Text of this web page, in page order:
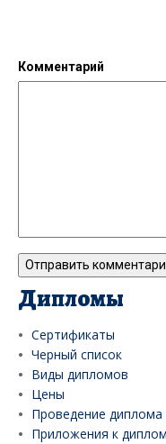
Комментарий
Дипломы
Сертификаты
Черный список
Виды дипломов
Цены
Проведение диплома
Приложения к